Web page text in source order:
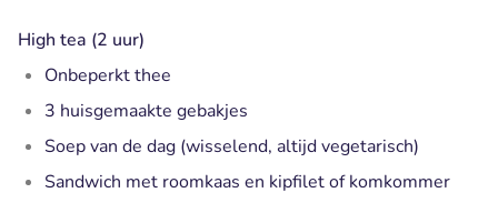
High tea (2 uur)
Onbeperkt thee
3 huisgemaakte gebakjes
Soep van de dag (wisselend, altijd vegetarisch)
Sandwich met roomkaas en kipfilet of komkommer